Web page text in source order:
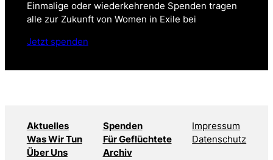
Einmalige oder wiederkehrende Spenden tragen
alle zur Zukunft von Women in Exile bei
Jetzt spenden
Aktuelles
Was Wir Tun
Über Uns
Spenden
Für Geflüchtete
Archiv
Impressum
Datenschutz